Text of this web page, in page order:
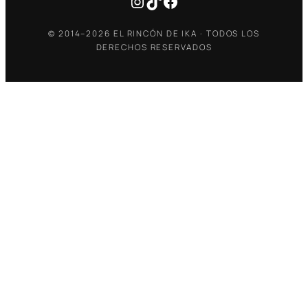
© 2014–2026 EL RINCÓN DE IKA · TODOS LOS
DERECHOS RESERVADOS